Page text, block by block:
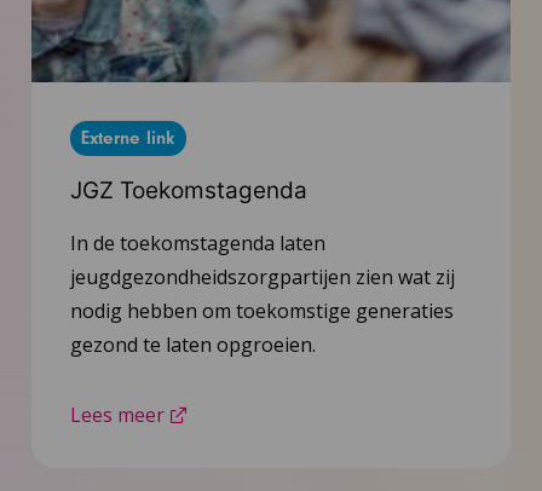
Externe link
JGZ Toekomstagenda
In de toekomstagenda laten
jeugdgezondheidszorgpartijen zien wat zij
nodig hebben om toekomstige generaties
gezond te laten opgroeien.
Lees meer